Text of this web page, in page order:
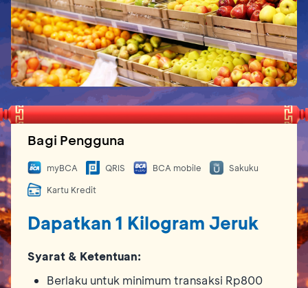
Bagi Pengguna
myBCA QRIS BCA mobile
Sakuku
Kartu Kredit
Dapatkan 1 Kilogram Jeruk
Syarat & Ketentuan:
Berlaku untuk minimum transaksi Rp800